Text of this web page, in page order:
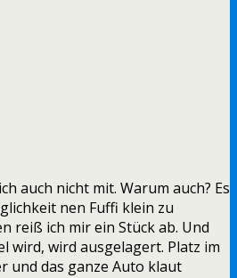
auch nicht mit. Warum auch? Es
nen Fuffi klein zu
reiß ich mir ein Stück ab. Und
wird, wird ausgelagert. Platz im
und das ganze Auto klaut